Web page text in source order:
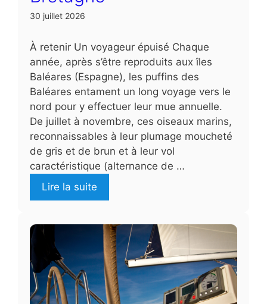
30 juillet 2026
À retenir Un voyageur épuisé Chaque
année, après s’être reproduits aux îles
Baléares (Espagne), les puffins des
Baléares entament un long voyage vers le
nord pour y effectuer leur mue annuelle.
De juillet à novembre, ces oiseaux marins,
reconnaissables à leur plumage moucheté
de gris et de brun et à leur vol
caractéristique (alternance de …
Lire la suite